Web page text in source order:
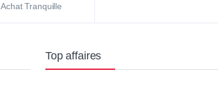
Achat Tranquille
Top affaires